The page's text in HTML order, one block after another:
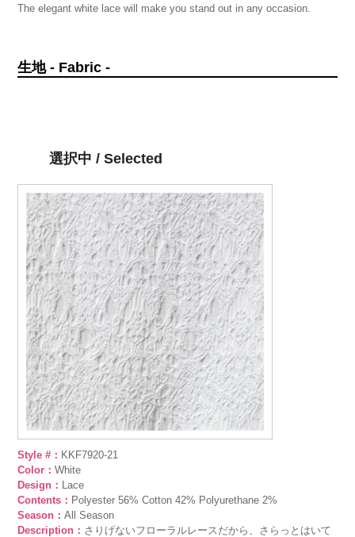
The elegant white lace will make you stand out in any occasion.
生地 - Fabric -
選択中 / Selected
Style #： KKF7920-21
Color：White
Design： Lace
Contents： Polyester 56% Cotton 42% Polyurethane 2%
Season：All Season
Description： さりげないフローラルレースだから、さらっとはいて